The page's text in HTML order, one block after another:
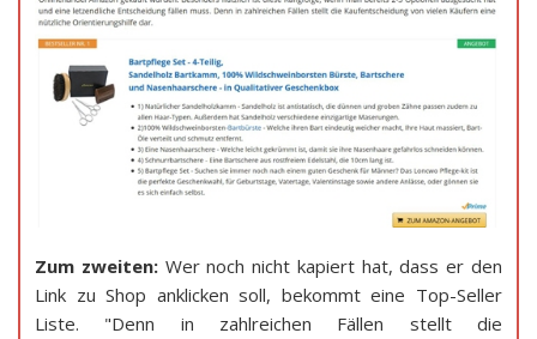
Zum zweiten:Wer noch nicht kapiert hat, dass er den
Link zu Shop anklicken soll, bekommt eine Top-Seller
Liste. "Denn in zahlreichen Fällen stellt die